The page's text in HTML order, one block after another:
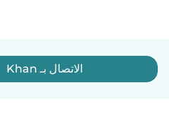
الاتصال بـ Khan